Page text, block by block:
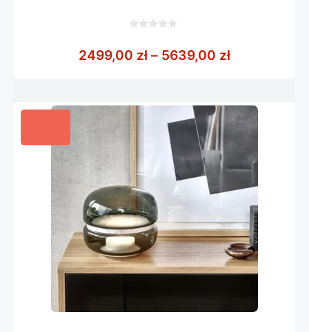
5
2499,00 zł – 5639,00 złZakres cen: